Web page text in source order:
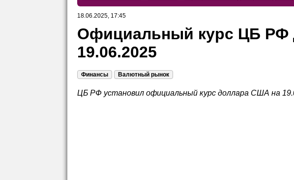
18.06.2025, 17:45
Официальный курс ЦБ РФ
19.06.2025
Финансы Валютный рынок
ЦБ РФ установил официальный курс доллара США на